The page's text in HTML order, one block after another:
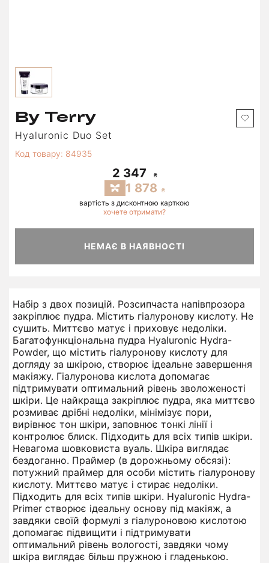
By Terry
Hyaluronic Duo Set
Код товару: 84935
2 347
1 878
вартість з дисконтною карткою
хочете отримати?
НЕМАЄ В НАЯВНОСТІ
Набір з двох позицій. Розсипчаста напівпрозора
закріплює пудра. Містить гіалуронову кислоту. Не
сушить. Миттєво матує і приховує недоліки.
Багатофункціональна пудра Hyaluronic Hydra-
Powder, що містить гіалуронову кислоту для
догляду за шкірою, створює ідеальне завершення
макіяжу. Гіалуронова кислота допомагає
підтримувати оптимальний рівень зволоженості
шкіри. Це найкраща закріплює пудра, яка миттєво
розмиває дрібні недоліки, мінімізує пори,
вирівнює тон шкіри, заповнює тонкі лінії і
контролює блиск. Підходить для всіх типів шкіри.
Невагома шовковиста вуаль. Шкіра виглядає
бездоганно. Праймер (в дорожньому обсязі):
потужний праймер для особи містить гіалуронову
кислоту. Миттєво матує і стирає недоліки.
Підходить для всіх типів шкіри. Hyaluronic Hydra-
Primer створює ідеальну основу під макіяж, а
завдяки своїй формулі з гіалуроновою кислотою
допомагає підвищити і підтримувати
оптимальний рівень вологості, завдяки чому
шкіра виглядає більш пружною і гладенькою.